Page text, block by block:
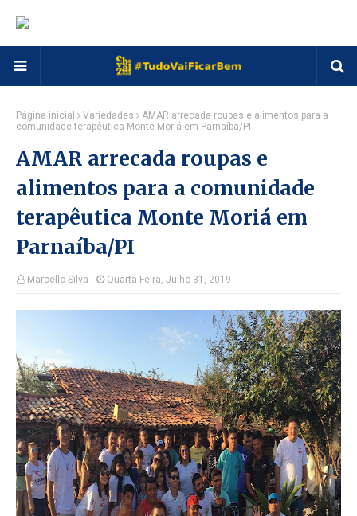
Página inicial Variedades
AMAR arrecada roupas e alimentos para a
comunidade terapêutica Monte Moriá em Parnaíba/PI
AMAR arrecada roupas e
alimentos para a comunidade
terapêutica Monte Moriá em
Parnaíba/PI
Marcello Silva Quarta-Feira, Julho 31, 2019